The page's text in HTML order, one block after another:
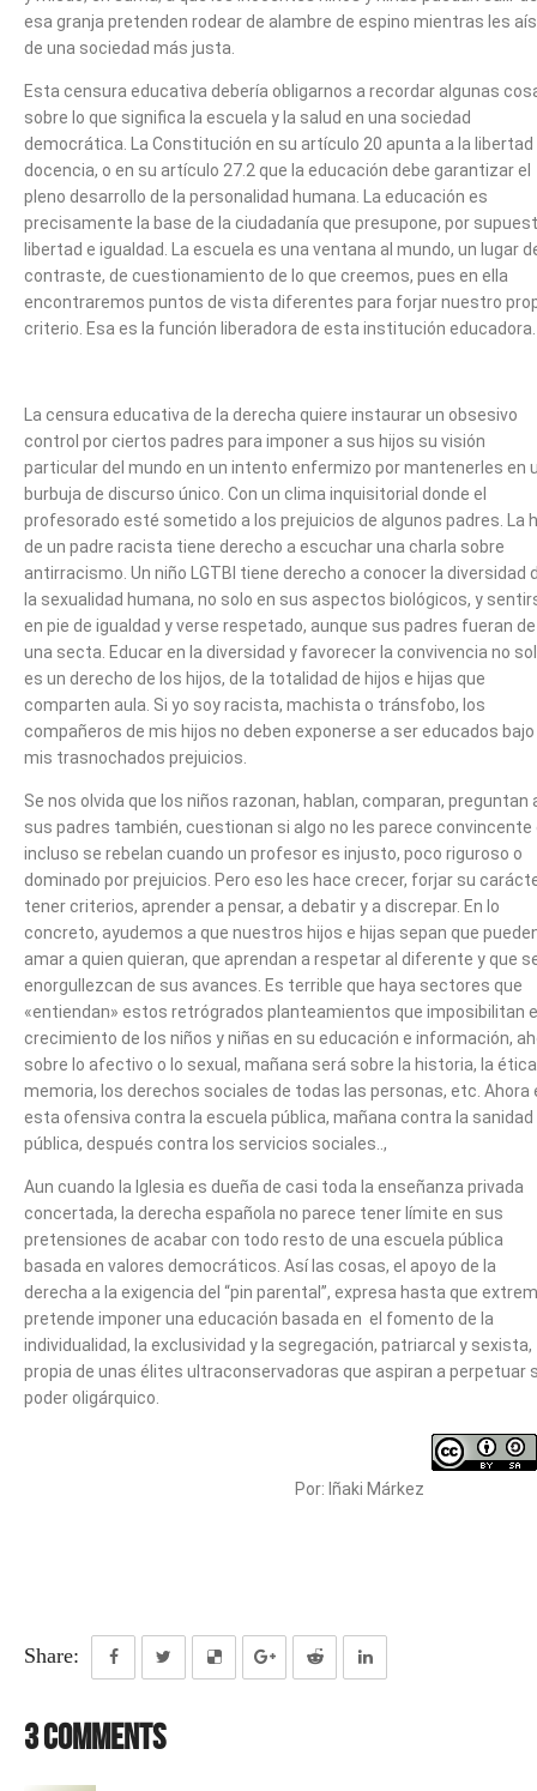
esa granja pretenden rodear de alambre de espino mientras les
de una sociedad más justa.
Esta censura educativa debería obligarnos a recordar algunas
sobre lo que significa la escuela y la salud en una sociedad
democrática. La Constitución en su artículo 20 apunta a la libertad
docencia, o en su artículo 27.2 que la educación debe garantizar el
pleno desarrollo de la personalidad humana. La educación es
precisamente la base de la ciudadanía que presupone, por
libertad e igualdad. La escuela es una ventana al mundo, un lugar
contraste, de cuestionamiento de lo que creemos, pues en ella
encontraremos puntos de vista diferentes para forjar nuestro
criterio. Esa es la función liberadora de esta institución educadora.
La censura educativa de la derecha quiere instaurar un obsesivo
control por ciertos padres para imponer a sus hijos su visión
particular del mundo en un intento enfermizo por mantenerles en
burbuja de discurso único. Con un clima inquisitorial donde el
profesorado esté sometido a los prejuicios de algunos padres. La
de un padre racista tiene derecho a escuchar una charla sobre
antirracismo. Un niño LGTBI tiene derecho a conocer la diversidad
la sexualidad humana, no solo en sus aspectos biológicos, y
en pie de igualdad y verse respetado, aunque sus padres fueran de
una secta. Educar en la diversidad y favorecer la convivencia no
es un derecho de los hijos, de la totalidad de hijos e hijas que
comparten aula. Si yo soy racista, machista o tránsfobo, los
compañeros de mis hijos no deben exponerse a ser educados bajo
mis trasnochados prejuicios.
Se nos olvida que los niños razonan, hablan, comparan, preguntan
sus padres también, cuestionan si algo no les parece convincente
incluso se rebelan cuando un profesor es injusto, poco riguroso o
dominado por prejuicios. Pero eso les hace crecer, forjar su
tener criterios, aprender a pensar, a debatir y a discrepar. En lo
concreto, ayudemos a que nuestros hijos e hijas sepan que
amar a quien quieran, que aprendan a respetar al diferente y que
enorgullezcan de sus avances. Es terrible que haya sectores que
«entiendan» estos retrógrados planteamientos que imposibilitan
crecimiento de los niños y niñas en su educación e información,
sobre lo afectivo o lo sexual, mañana será sobre la historia, la
memoria, los derechos sociales de todas las personas, etc. Ahora
esta ofensiva contra la escuela pública, mañana contra la sanidad
pública, después contra los servicios sociales..,
Aun cuando la Iglesia es dueña de casi toda la enseñanza privada
concertada, la derecha española no parece tener límite en sus
pretensiones de acabar con todo resto de una escuela pública
basada en valores democráticos. Así las cosas, el apoyo de la
derecha a la exigencia del “pin parental”, expresa hasta que
pretende imponer una educación basada en el fomento de la
individualidad, la exclusividad y la segregación, patriarcal y sexista,
propia de unas élites ultraconservadoras que aspiran a perpetuar
poder oligárquico.
Por: Iñaki Márkez
Share:
3 Comments